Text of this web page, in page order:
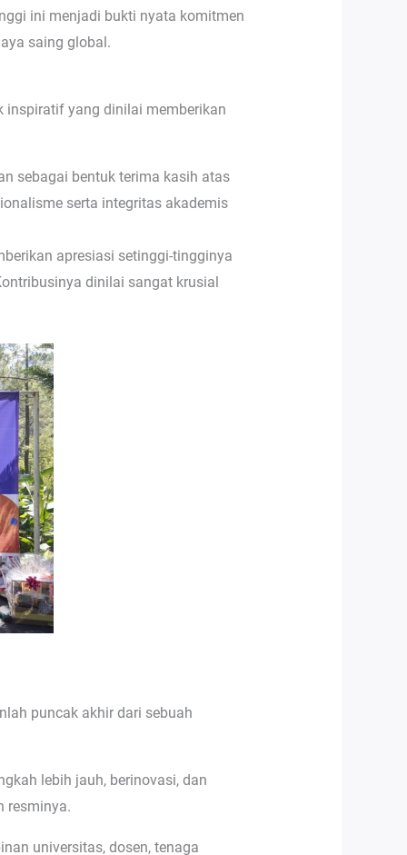
ini menjadi bukti nyata komitmen
saing global.
inspiratif yang dinilai memberikan
sebagai bentuk terima kasih atas
serta integritas akademis
apresiasi setinggi-tingginya
dinilai sangat krusial
puncak akhir dari sebuah
lebih jauh, berinovasi, dan
resminya.
universitas, dosen, tenaga